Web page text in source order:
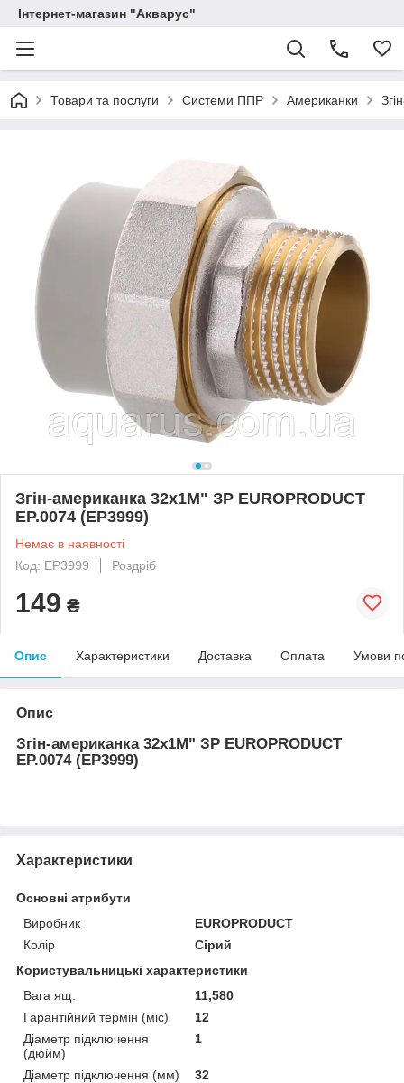
Інтернет-магазин "Акварус"
Товари та послуги Системи ППР Американки
Згін-американка 32x1M" ЗР EUROPRODUCT
EP.0074 (EP3999)
Немає в наявності
Код: EP3999
Роздріб
149 ₴
Опис Характеристики Доставка Оплата Умови
Опис
Згін-американка 32x1M" ЗР EUROPRODUCT
EP.0074 (EP3999)
Характеристики
Основні атрибути
Виробник
EUROPRODUCT
Колір
Сірий
Користувальницькі характеристики
Вага ящ.
11,580
Гарантійний термін (міс)
12
Діаметр підключення
(дюйм)
1
Діаметр підключення (мм)
32